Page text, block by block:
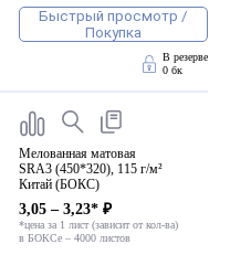
Быстрый просмотр /
Покупка
В резерве
0 бк
Мелованная матовая
SRA3 (450*320), 115 г/м²
Китай (БОКС)
3,05 – 3,23* ₽
*цена за 1 лист (зависит от кол-ва)
в БОКСе – 4000 листов